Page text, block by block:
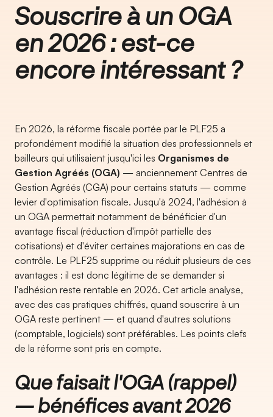
Souscrire à un OGA
en 2026 : est-ce
encore intéressant ?
En 2026, la réforme fiscale portée par le PLF25 a
profondément modifié la situation des professionnels et
bailleurs qui utilisaient jusqu'ici les Organismes de
Gestion Agréés (OGA) — anciennement Centres de
Gestion Agréés (CGA) pour certains statuts — comme
levier d'optimisation fiscale. Jusqu'à 2024, l'adhésion à
un OGA permettait notamment de bénéficier d'un
avantage fiscal (réduction d'impôt partielle des
cotisations) et d'éviter certaines majorations en cas de
contrôle. Le PLF25 supprime ou réduit plusieurs de ces
avantages : il est donc légitime de se demander si
l'adhésion reste rentable en 2026. Cet article analyse,
avec des cas pratiques chiffrés, quand souscrire à un
OGA reste pertinent — et quand d'autres solutions
(comptable, logiciels) sont préférables. Les points clefs
de la réforme sont pris en compte.
Que faisait l'OGA (rappel)
— bénéfices avant 2026